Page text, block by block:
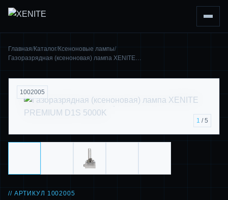
Главная/Каталог/Ксеноновые лампы/
Газоразрядная (ксеноновая) лампа XENITE…
1002005
1 / 5
// АРТИКУЛ 1002005